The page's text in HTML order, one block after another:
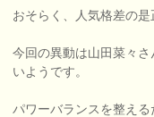
おそらく、人気格差の是
今回の異動は山田菜々
いようです。
パワーバランスを整え